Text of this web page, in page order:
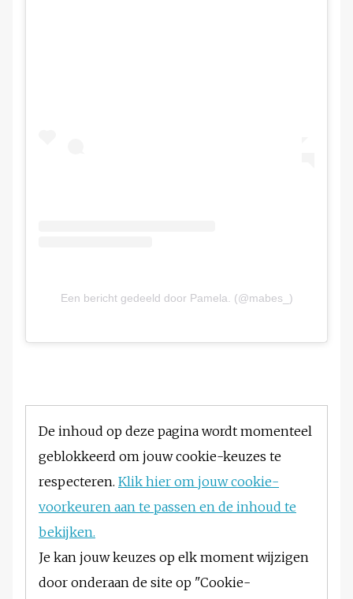
Een bericht gedeeld door Pamela. (@mabes_)
De inhoud op deze pagina wordt momenteel
geblokkeerd om jouw cookie-keuzes te
respecteren. Klik hier om jouw cookie-
voorkeuren aan te passen en de inhoud te
bekijken.
Je kan jouw keuzes op elk moment wijzigen
door onderaan de site op "Cookie-